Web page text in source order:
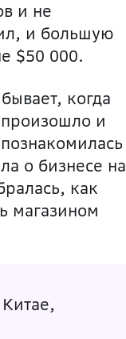
и не
и большую
$50 000.
когда
и
о бизнесе на
как
магазином